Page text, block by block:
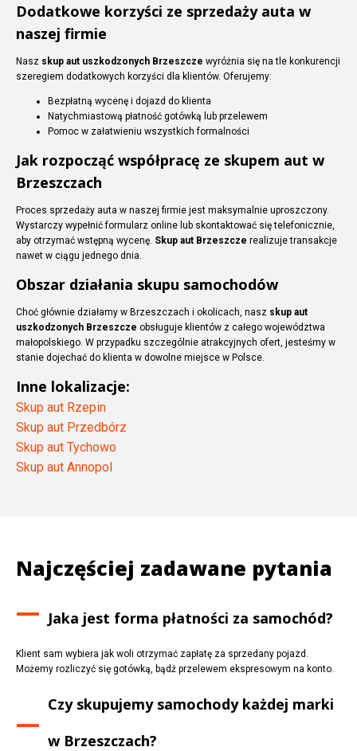
Dodatkowe korzyści ze sprzedaży auta w
naszej firmie
Nasz skup aut uszkodzonych Brzeszcze wyróżnia się na tle konkurencji
szeregiem dodatkowych korzyści dla klientów. Oferujemy:
Bezpłatną wycenę i dojazd do klienta
Natychmiastową płatność gotówką lub przelewem
Pomoc w załatwieniu wszystkich formalności
Jak rozpocząć współpracę ze skupem aut w
Brzeszczach
Proces sprzedaży auta w naszej firmie jest maksymalnie uproszczony.
Wystarczy wypełnić formularz online lub skontaktować się telefonicznie,
aby otrzymać wstępną wycenę. Skup aut Brzeszcze realizuje transakcje
nawet w ciągu jednego dnia.
Obszar działania skupu samochodów
Choć głównie działamy w Brzeszczach i okolicach, nasz skup aut
uszkodzonych Brzeszcze obsługuje klientów z całego województwa
małopolskiego. W przypadku szczególnie atrakcyjnych ofert, jesteśmy w
stanie dojechać do klienta w dowolne miejsce w Polsce.
Inne lokalizacje:
Skup aut Rzepin
Skup aut Przedbórz
Skup aut Tychowo
Skup aut Annopol
Najczęściej zadawane pytania
Jaka jest forma płatności za samochód?
Klient sam wybiera jak woli otrzymać zapłatę za sprzedany pojazd.
Możemy rozliczyć się gotówką, bądź przelewem ekspresowym na konto.
Czy skupujemy samochody każdej marki
w Brzeszczach?